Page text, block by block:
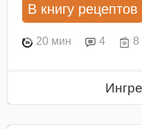
В книгу рецептов
20 мин 4 8